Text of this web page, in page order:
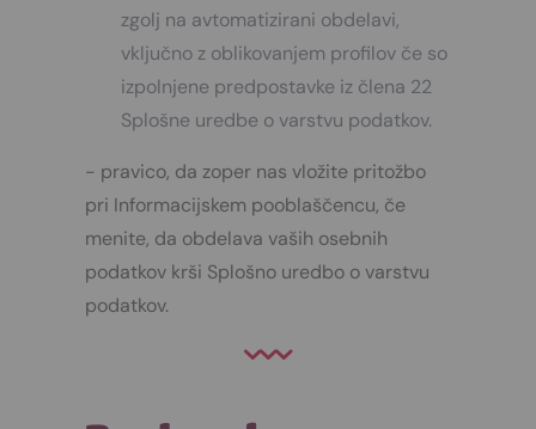
zgolj na avtomatizirani obdelavi,
vključno z oblikovanjem profilov če so
izpolnjene predpostavke iz člena 22
Splošne uredbe o varstvu podatkov.
- pravico, da zoper nas vložite pritožbo
pri Informacijskem pooblaščencu, če
menite, da obdelava vaših osebnih
podatkov krši Splošno uredbo o varstvu
podatkov.